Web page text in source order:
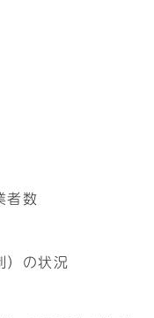
者数
）の状況